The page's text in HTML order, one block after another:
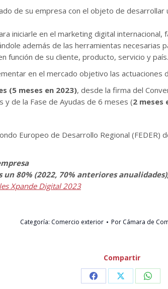
de su empresa con el objeto de
iniciarle en el marketing digital
además de las herramientas necesarias
función de su cliente, producto, servicio y país.
en el mercado objetivo las
(5 meses en 2023), desde la firma del
de la Fase de Ayudas de 6 meses (2 meses
Europeo de Desarrollo Regional
un 80% (2022, 70% anteriores
Xpande Digital 2023
Categoría: Comercio exterior Por Cámara de
Compartir
Share Share Share